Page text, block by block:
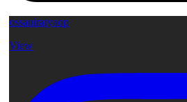
ossauiratyaop
View